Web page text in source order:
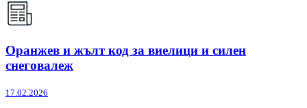
Оранжев и жълт код за виелици и силен
снеговалеж
17.02.2026